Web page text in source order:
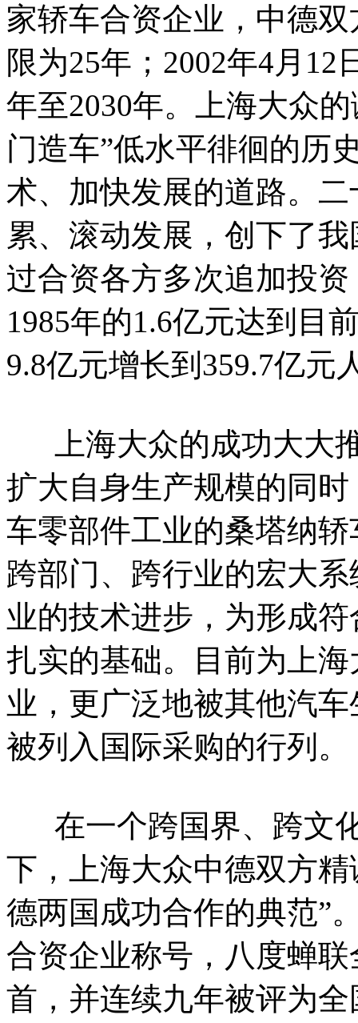
家轿车合资企业，中德
限为25年；2002年4月
年至2030年。上海大众
门造车”低水平徘徊的历
术、加快发展的道路。
累、滚动发展，创下了
过合资各方多次追加投
1985年的1.6亿元达到目
9.8亿元增长到359.7
上海大众的成功大大
扩大自身生产规模的同
车零部件工业的桑塔纳
跨部门、跨行业的宏大
业的技术进步，为形成
扎实的基础。目前为上
业，更广泛地被其他汽
被列入国际采购的行列。
在一个跨国界、跨文
下，上海大众中德双方
德两国成功合作的典范”
合资企业称号，八度蝉
首，并连续九年被评为